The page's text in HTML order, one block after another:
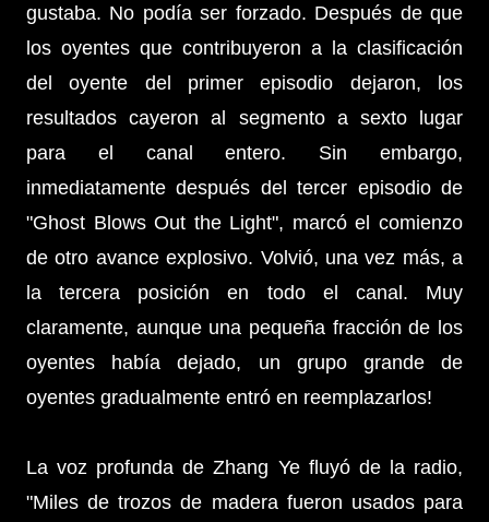
gustaba. No podía ser forzado. Después de que
los oyentes que contribuyeron a la clasificación
del oyente del primer episodio dejaron, los
resultados cayeron al segmento a sexto lugar
para el canal entero. Sin embargo,
inmediatamente después del tercer episodio de
"Ghost Blows Out the Light", marcó el comienzo
de otro avance explosivo. Volvió, una vez más, a
la tercera posición en todo el canal. Muy
claramente, aunque una pequeña fracción de los
oyentes había dejado, un grupo grande de
oyentes gradualmente entró en reemplazarlos!
La voz profunda de Zhang Ye fluyó de la radio,
"Miles de trozos de madera fueron usados ​​para